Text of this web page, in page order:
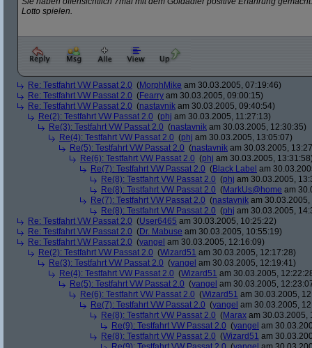
Lotto spielen.
Re: Testfahrt VW Passat 2.0 (MorphMike am 30.03.2005, 07:19:46)
Re: Testfahrt VW Passat 2.0 (Fearry am 30.03.2005, 09:00:15)
Re: Testfahrt VW Passat 2.0 (nastavnik am 30.03.2005, 09:40:54)
Re(2): Testfahrt VW Passat 2.0 (phj am 30.03.2005, 11:27:13)
Re(3): Testfahrt VW Passat 2.0 (nastavnik am 30.03.2005, 12:30:35)
Re(4): Testfahrt VW Passat 2.0 (phj am 30.03.2005, 13:05:07)
Re(5): Testfahrt VW Passat 2.0 (nastavnik am 30.03.2005,
Re(6): Testfahrt VW Passat 2.0 (phj am 30.03.2005,
Re(7): Testfahrt VW Passat 2.0 (Black Label am
Re(8): Testfahrt VW Passat 2.0 (phj am 30.03.2005,
Re(8): Testfahrt VW Passat 2.0 (MarkUs@home am
Re(7): Testfahrt VW Passat 2.0 (nastavnik am 30.03.2005,
Re(8): Testfahrt VW Passat 2.0 (phj am 30.03.2005,
Re: Testfahrt VW Passat 2.0 (User6465 am 30.03.2005, 10:25:22)
Re: Testfahrt VW Passat 2.0 (Dr. Mabuse am 30.03.2005, 10:55:19)
Re: Testfahrt VW Passat 2.0 (yangel am 30.03.2005, 12:16:09)
Re(2): Testfahrt VW Passat 2.0 (Wizard51 am 30.03.2005, 12:17:28)
Re(3): Testfahrt VW Passat 2.0 (yangel am 30.03.2005, 12:19:41)
Re(4): Testfahrt VW Passat 2.0 (Wizard51 am 30.03.2005,
Re(5): Testfahrt VW Passat 2.0 (yangel am 30.03.2005,
Re(6): Testfahrt VW Passat 2.0 (Wizard51 am 30.03.2005,
Re(7): Testfahrt VW Passat 2.0 (yangel am 30.03.2005,
Re(8): Testfahrt VW Passat 2.0 (Marax am 30.03.2005,
Re(9): Testfahrt VW Passat 2.0 (yangel am
Re(8): Testfahrt VW Passat 2.0 (Wizard51 am